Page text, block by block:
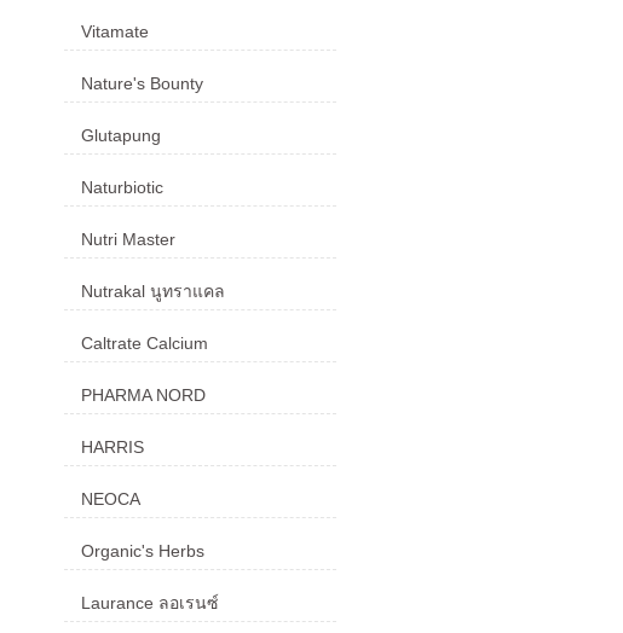
Vitamate
Nature's Bounty
Glutapung
Naturbiotic
Nutri Master
Nutrakal นูทราแคล
Caltrate Calcium
PHARMA NORD
HARRIS
NEOCA
Organic's Herbs
Laurance ลอเรนซ์